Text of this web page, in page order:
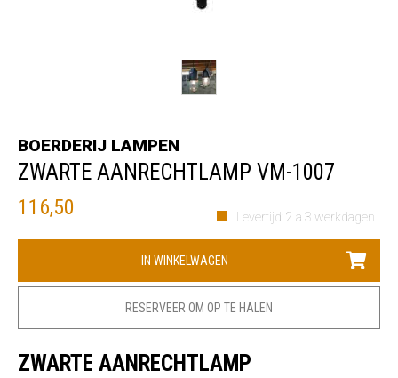
BOERDERIJ LAMPEN
ZWARTE AANRECHTLAMP VM-1007
116,50 Levertijd: 2 a 3 werkdagen
IN WINKELWAGEN
RESERVEER OM OP TE HALEN
ZWARTE AANRECHTLAMP